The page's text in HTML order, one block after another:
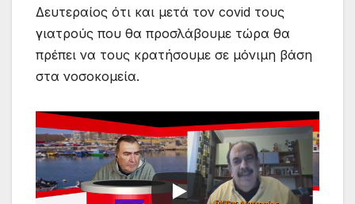
Δευτεραίος ότι και μετά τον covid τους
γιατρούς που θα προσλάβουμε τώρα θα
πρέπει να τους κρατήσουμε σε μόνιμη βάση
στα νοσοκομεία.